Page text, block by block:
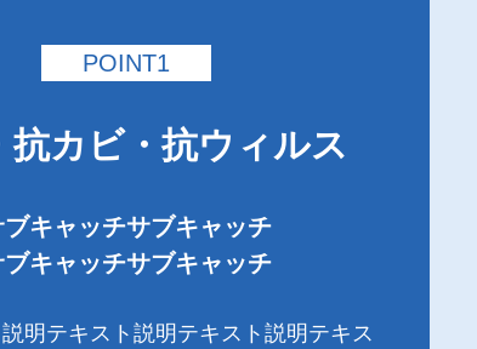
POINT1
抗カビ・抗ウィルス
ブキャッチサブキャッチ
ブキャッチサブキャッチ
明テキスト説明テキスト説明テキス